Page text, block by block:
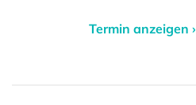
Termin anzeigen ›